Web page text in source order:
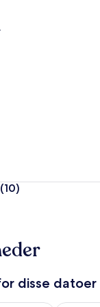
(10)
disse datoer